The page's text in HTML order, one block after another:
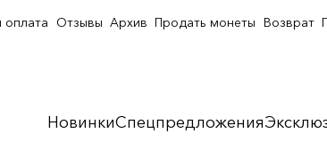
НовинкиСпецпредложения
оплата Отзывы Архив Продать монеты Возврат